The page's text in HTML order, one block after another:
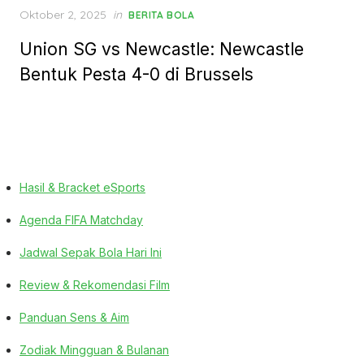
Posted
Oktober 2, 2025 in BERITA BOLA
Union SG vs Newcastle: Newcastle
Bentuk Pesta 4-0 di Brussels
Hasil & Bracket eSports
Agenda FIFA Matchday
Jadwal Sepak Bola Hari Ini
Review & Rekomendasi Film
Panduan Sens & Aim
Zodiak Mingguan & Bulanan